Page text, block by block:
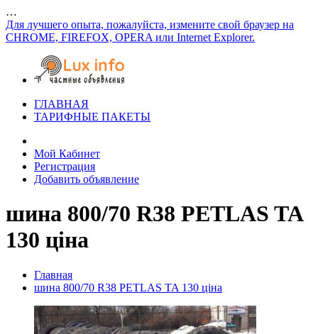
…
Для лучшего опыта, пожалуйста, измените свой браузер на
CHROME, FIREFOX, OPERA или Internet Explorer.
ГЛАВНАЯ
ТАРИФНЫЕ ПАКЕТЫ
Мой Кабинет
Регистрация
Добавить объявление
шина 800/70 R38 PETLAS TA
130 ціна
Главная
шина 800/70 R38 PETLAS TA 130 ціна